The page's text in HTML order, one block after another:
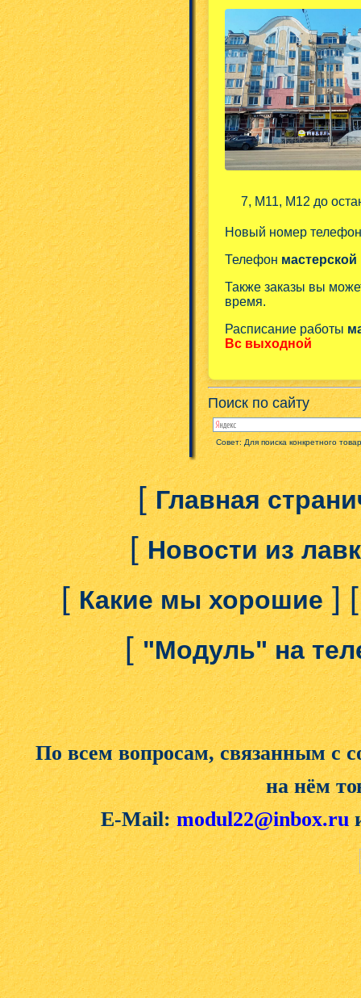
7, М11, М12 до
Новый номер
Телефон
Также заказы вы
время.
Расписание работы
Вс выходной
Поиск по сайту
Совет: Для поиска конкретного
[Главная
[Новости из
[Какие мы хорошие]
["Модуль" на
По всем вопросам, связанным с
на нём
E-Mail:modul22@inbox.ru